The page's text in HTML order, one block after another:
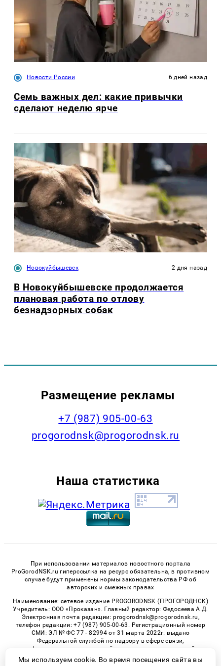
Новости России 6 дней назад
Семь важных дел: какие привычки
сделают неделю ярче
Новокуйбышевск 2 дня назад
В Новокуйбышевске продолжается
плановая работа по отлову
безнадзорных собак
Размещение рекламы
+7 (987) 905-00-63
progorodnsk@progorodnsk.ru
Наша статистика
При использовании материалов новостного портала
ProGorodNSK.ru гиперссылка на ресурс обязательна, в противном
случае будут применены нормы законодательства РФ об
авторских и смежных правах
Наименование: сетевое издание PROGORODNSK (ПРОГОРОДНСК)
Учредитель: ООО «Проказан». Главный редактор: Федосеева А.Д.
Электронная почта редакции: progorodnsk@progorodnsk.ru,
телефон редакции: +7 (987) 905-00-63. Регистрационный номер
СМИ: ЭЛ № ФС 77 - 82994 от 31 марта 2022г. выдано
Федеральной службой по надзору в сфере связи,
информационных технологий и массовых коммуникаций.
Возрастная категория сайта 16+.
Мы используем cookie. Во время посещения сайта вы